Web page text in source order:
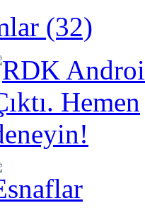
(32)